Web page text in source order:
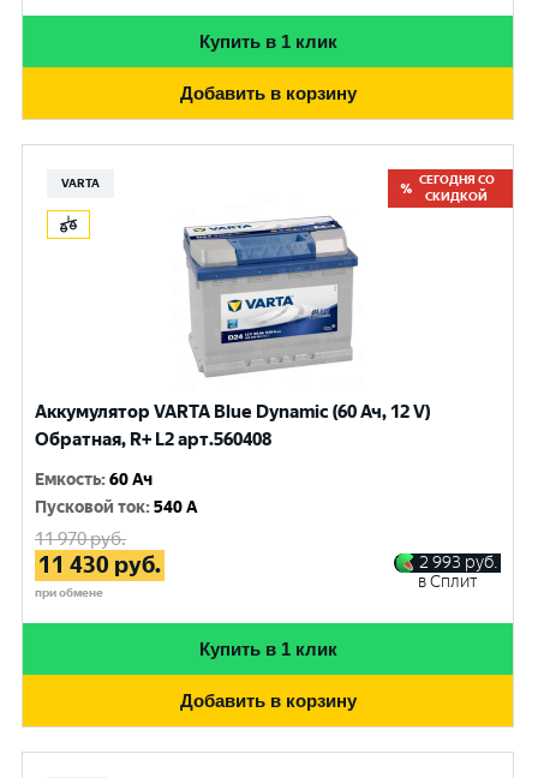
Купить в 1 клик
Добавить в корзину
VARTA
СЕГОДНЯ СО
СКИДКОЙ
Аккумулятор VARTA Blue Dynamic (60 Ач, 12 V)
Обратная, R+ L2 арт.560408
Емкость:60 Ач
Пусковой ток:540 A
11 970руб.
11 430 руб.
при обмене
2 993 руб.
в Сплит
Купить в 1 клик
Добавить в корзину